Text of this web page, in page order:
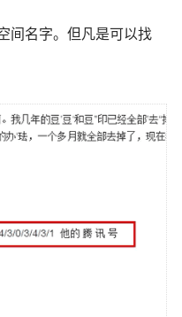
间名字。但凡是可以找